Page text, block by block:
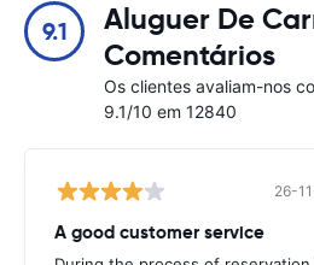
9.1
Aluguer De
Comentários
Os clientes avaliam-nos
9.1/10 em 12840
26-
A good customer service